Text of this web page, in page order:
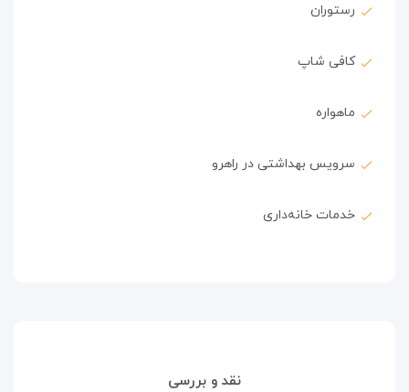
رستوران
کافی شاپ
ماهواره
سرویس بهداشتی در راهرو
خدمات خانه‌داری
نقد و بررسی